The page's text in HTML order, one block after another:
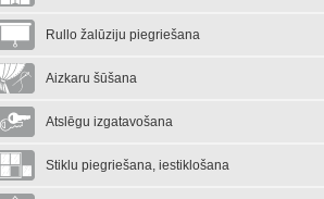
Rullo žalūziju piegriešana
Aizkaru šūšana
Atslēgu izgatavošana
Stiklu piegriešana, iestiklošana